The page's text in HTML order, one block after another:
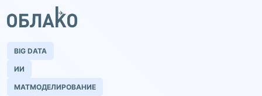
BIG DATA
ИИ
МАТМОДЕЛИРОВАНИЕ